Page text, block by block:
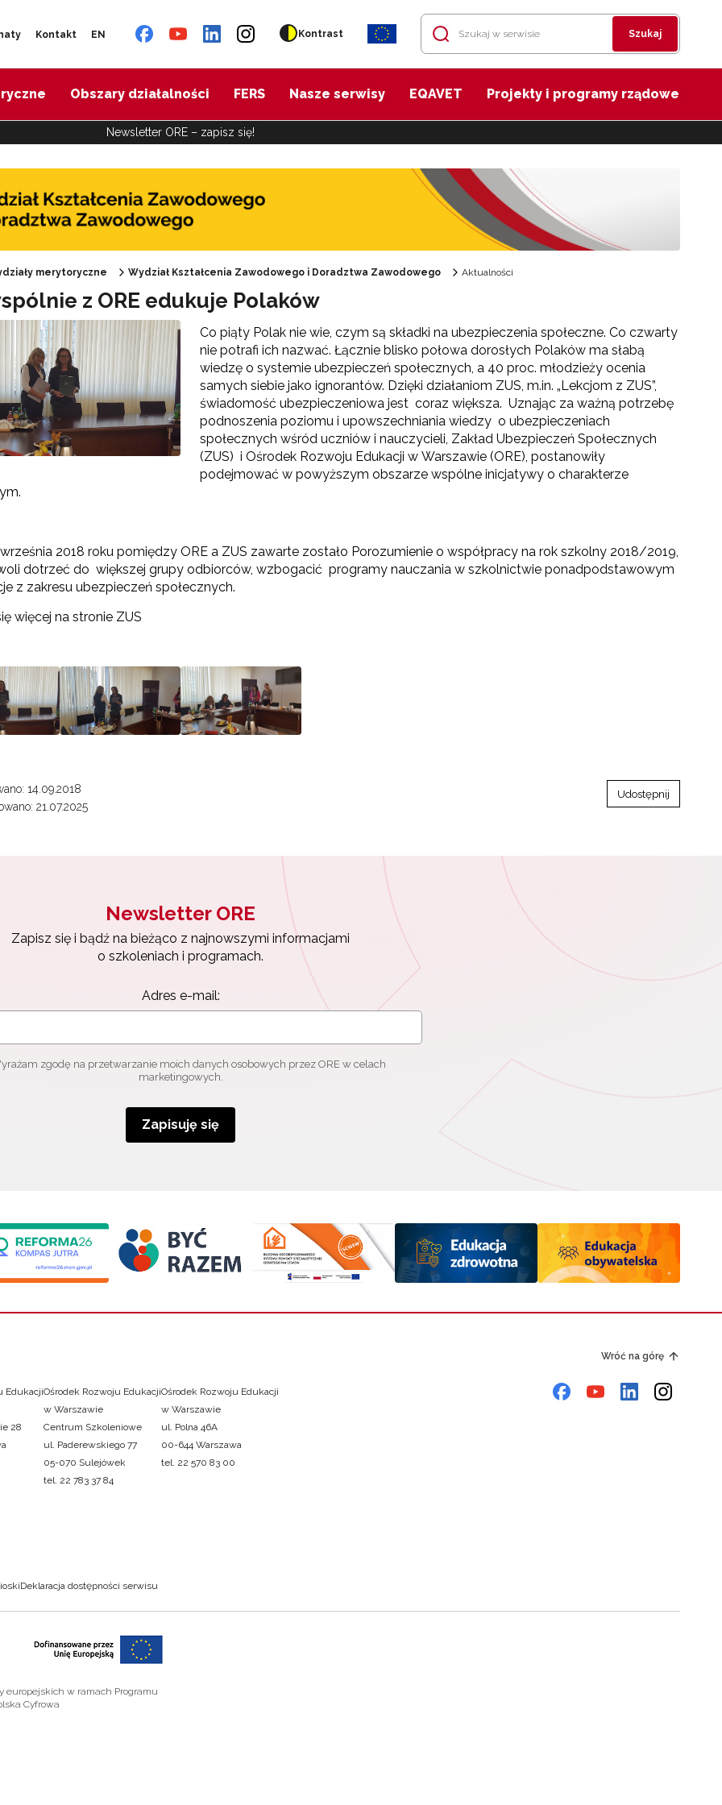
Kontakt EN Kontrast Szukaj
Obszary działalności FERS Nasze serwisy EQAVET Projekty i programy rządowe
Newsletter ORE – zapisz się!
doskonalenia"
branżowe"
wsparcia"
merytoryczne Wydział Kształcenia Zawodowego i Doradztwa Zawodowego Aktualności
z ORE edukuje Polaków
Co piąty Polak nie wie, czym są składki na ubezpieczenia społeczne. Co czwarty
nie potrafi ich nazwać. Łącznie blisko połowa dorosłych Polaków ma słabą
wiedzę o systemie ubezpieczeń społecznych, a 40 proc. młodzieży ocenia
samych siebie jako ignorantów. Dzięki działaniom ZUS, m.in. „Lekcjom z ZUS”,
świadomość ubezpieczeniowa jest coraz większa. Uznając za ważną potrzebę
podnoszenia poziomu i upowszechniania wiedzy o ubezpieczeniach
społecznych wśród uczniów i nauczycieli, Zakład Ubezpieczeń Społecznych
(ZUS) i Ośrodek Rozwoju Edukacji w Warszawie (ORE), postanowiły
podejmować w powyższym obszarze wspólne inicjatywy o charakterze
2018 roku pomiędzy ORE a ZUS zawarte zostało Porozumienie o współpracy na rok szkolny 2018/2019,
dotrzeć do większej grupy odbiorców, wzbogacić programy nauczania w szkolnictwie ponadpodstawowym
z zakresu ubezpieczeń społecznych.
więcej na stronie ZUS
14.09.2018
21.07.2025
Udostępnij
Newsletter ORE
Zapisz się i bądź na bieżąco z najnowszymi informacjami
o szkoleniach i programach.
Adres e-mail:
zgodę na przetwarzanie moich danych osobowych przez ORE w celach
marketingowych.
Zapisuję się
Wróć na górę
Edukacji
28
Ośrodek Rozwoju Edukacji
w Warszawie
Centrum Szkoleniowe
ul. Paderewskiego 77
05-070 Sulejówek
tel. 22 783 37 84
Ośrodek Rozwoju Edukacji
w Warszawie
ul. Polna 46A
00-644 Warszawa
tel. 22 570 83 00
Deklaracja dostępności serwisu
europejskich w ramach Programu
Cyfrowa
ORE
się i bądź na bieżąco z najnowszymi informacjami
Wyrażam zgodę na przetwarzanie moich danych osobowych przez ORE w